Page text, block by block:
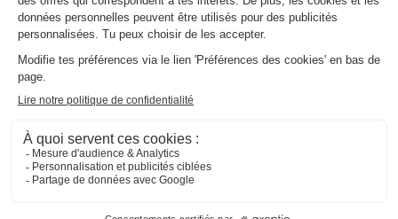
Avis clients
8.6/10
Lac Mini-golf
GÎTE 5 personnes - Gîte 1 chambre